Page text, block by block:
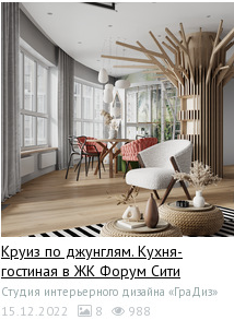
Круиз по джунглям. Кухня-
гостиная в ЖК Форум Сити
Студия интерьерного дизайнa «ГраДиз»
15.12.2022 8 988